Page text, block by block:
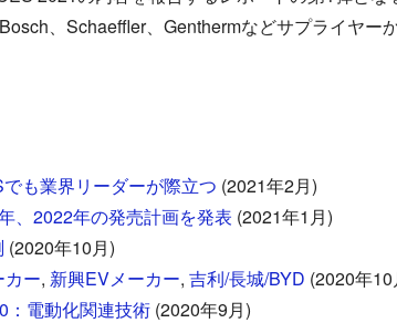
、Schaeffler、Genthermなどサプライヤー
も業界リーダーが際立つ (2021年2月)
、2022年の発売計画を発表 (2021年1月)
(2020年10月)
ー, 新興EVメーカー, 吉利/長城/BYD (2020年10
：電動化関連技術 (2020年9月)